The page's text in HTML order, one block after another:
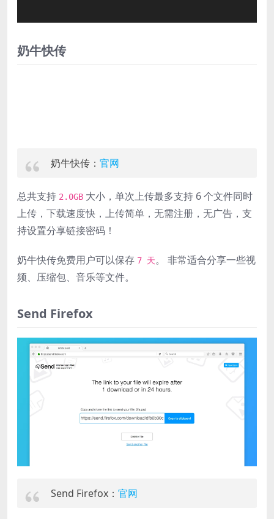
奶牛快传
奶牛快传： 官网
总共支持 2.0GB 大小，单次上传最多支持 6 个文件同时
上传，下载速度快，上传简单，无需注册，无广告，支
持设置分享链接密码！
奶牛快传免费用户可以保存 7 天。 非常适合分享一些视
频、压缩包、音乐等文件。
Send Firefox
Send Firefox： 官网